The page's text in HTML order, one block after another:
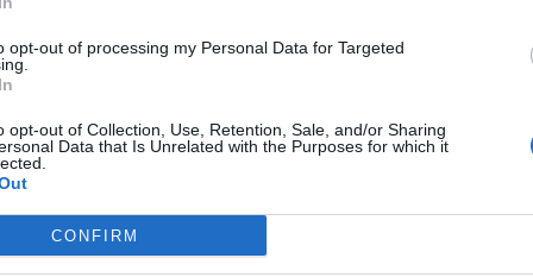
opt-out of processing my Personal Data for Targeted
opt-out of Collection, Use, Retention, Sale, and/or Sharing
Data that Is Unrelated with the Purposes for which it
CONFIRM
exterior.»
evento podrán «conocer de primera mano, y en
y explorarán el mundo unos con otros a
enfoque colaborativo para el diseño y desarrollo del
Company, «y la próxima evolución de la realidad